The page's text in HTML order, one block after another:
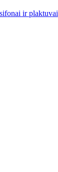
ir plaktuvai